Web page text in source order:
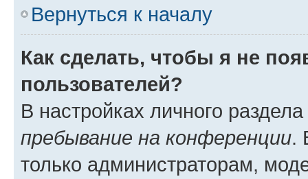
Вернуться к началу
Как сделать, чтобы я не
пользователей?
В настройках личного
пребывание на конференции.
только администраторам,